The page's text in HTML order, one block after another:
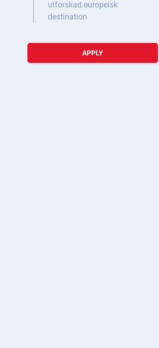
utforskad europeisk
destination
APPLY